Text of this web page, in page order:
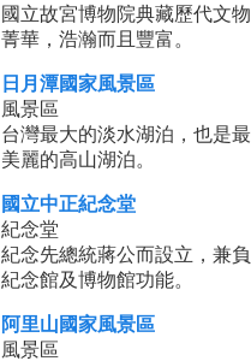
國立故宮博物院典藏歷代文物
菁華，浩瀚而且豐富。
日月潭國家風景區
風景區
台灣最大的淡水湖泊，也是最
美麗的高山湖泊。
國立中正紀念堂
紀念堂
紀念先總統蔣公而設立，兼負
紀念館及博物館功能。
阿里山國家風景區
風景區